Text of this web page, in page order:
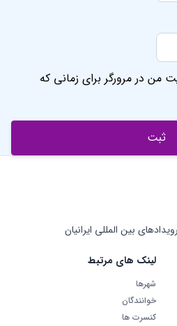
من در مرورگر برای زمانی که
بین المللی ایرانیان
لینک های مرتبط
شهرها
خوانندگان
کنسرت ها